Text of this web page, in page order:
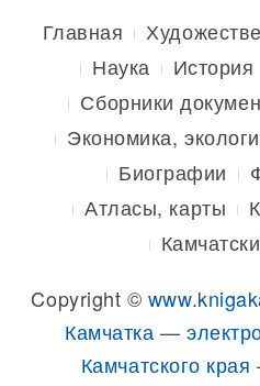
Главная
Наука
История
Сборники
Экономика,
Биографии
Атласы, карты
Copyright ©
Камчатка —
Камчатского края